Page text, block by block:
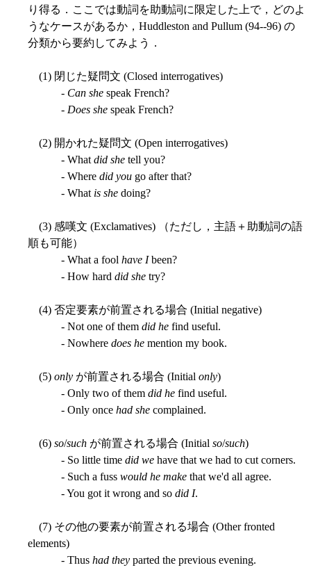
り得る．ここでは動詞を助動詞に限定した上で，どのよ
うなケースがあるか，Huddleston and Pullum (94--96) の
分類から要約してみよう．
(1) 閉じた疑問文 (Closed interrogatives)
- Can she speak French?
- Does she speak French?
(2) 開かれた疑問文 (Open interrogatives)
- Whatdid she tell you?
- Where did you go after that?
- What is she doing?
(3) 感嘆文 (Exclamatives) （ただし，主語＋助動詞の語
順も可能）
- What a fool have Ibeen?
- How hard did she try?
(4) 否定要素が前置される場合 (Initial negative)
- Not one of them did he find useful.
- Nowhere does he mention my book.
(5) only が前置される場合 (Initial only)
- Only two of them did he find useful.
- Only once had she complained.
(6) so/such が前置される場合 (Initial so/such)
- So little time did we have that we had to cut corners.
- Such a fuss would he make that we'd all agree.
- You got it wrong and so did I.
(7) その他の要素が前置される場合 (Other fronted
elements)
- Thus had they parted the previous evening.